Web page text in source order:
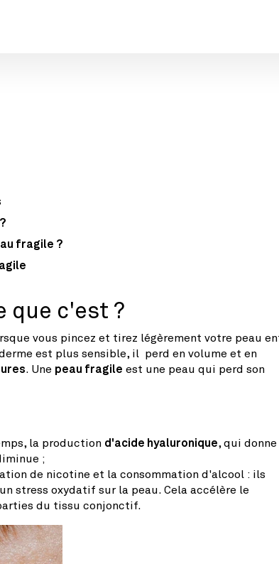
fragile ?
que c'est ?
vous pincez et tirez légèrement votre peau
est plus sensible, il perd en volume et en
. Une peau fragile est une peau qui perd son
la production d'acide hyaluronique, qui donne
;
de nicotine et la consommation d'alcool : ils
stress oxydatif sur la peau. Cela accélère le
du tissu conjonctif.